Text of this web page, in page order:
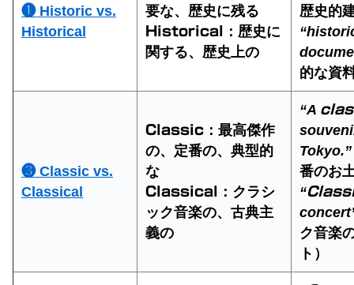
❶ Historic vs.
Historical
要な、歴史に残る
Historical
：歴史に
関する、歴史上の
歴史的
的な資
❸ Classic vs.
Classical
Classic ：最高傑作
の、定番の、典型的
な
Classical
：クラシ
ック音楽の、古典主
義の
“A
Tokyo.”
番のお
“
ク音楽
ト）